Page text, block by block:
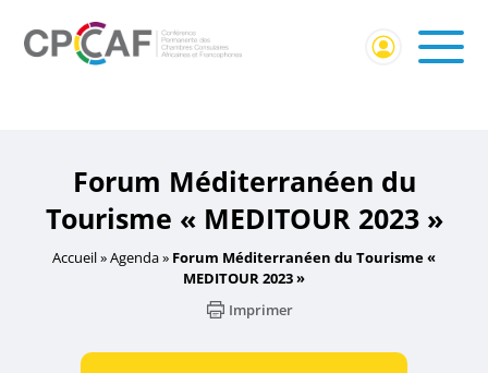
Méditerranéen du Tourisme « MEDITOUR 2023 »
Forum Méditerranéen du
Tourisme « MEDITOUR 2023 »
Accueil»Agenda» Forum Méditerranéen du Tourisme «
MEDITOUR 2023 »
Imprimer